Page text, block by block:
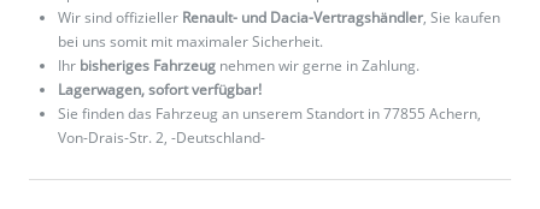
Wir sind offizieller Renault- und Dacia-Vertragshändler, Sie kaufen
bei uns somit mit maximaler Sicherheit.
Ihr bisheriges Fahrzeug nehmen wir gerne in Zahlung.
Lagerwagen, sofort verfügbar!
Sie finden das Fahrzeug an unserem Standort in 77855 Achern,
Von-Drais-Str. 2, -Deutschland-